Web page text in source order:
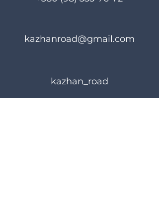
kazhanroad@gmail.com
kazhan_road